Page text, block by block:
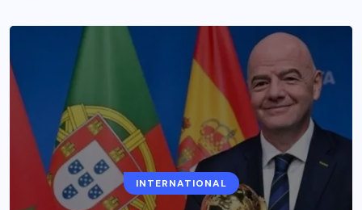
INTERNATIONAL